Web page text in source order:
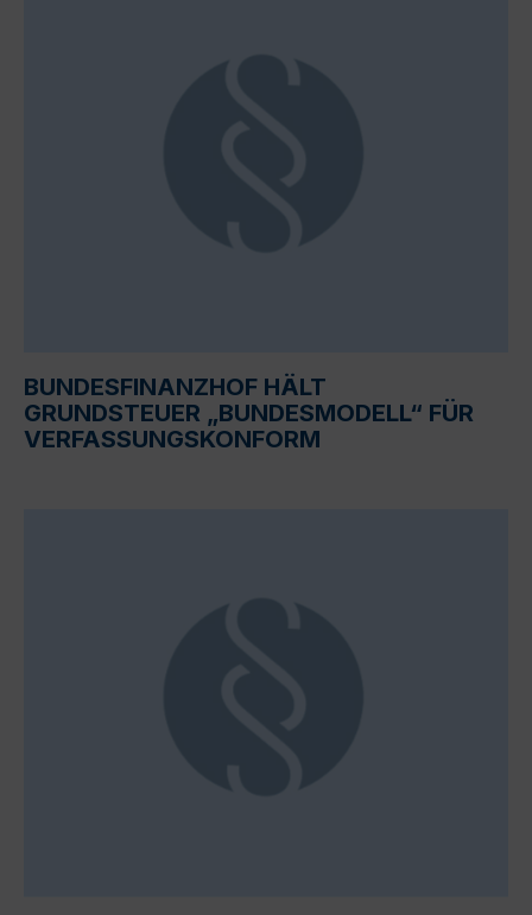
BUNDESFINANZHOF HÄLT
GRUNDSTEUER „BUNDESMODELL“ FÜR
VERFASSUNGSKONFORM